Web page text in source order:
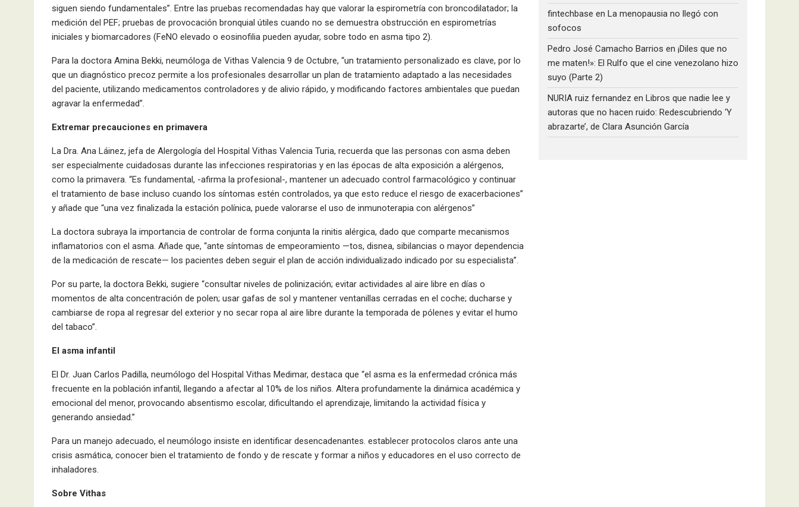
siguen siendo fundamentales”. Entre las pruebas recomendadas hay que valorar la espirometría con broncodilatador; la
medición del PEF; pruebas de provocación bronquial útiles cuando no se demuestra obstrucción en espirometrías
iniciales y biomarcadores (FeNO elevado o eosinofilia pueden ayudar, sobre todo en asma tipo 2).
Para la doctora Amina Bekki, neumóloga de Vithas Valencia 9 de Octubre, “un tratamiento personalizado es clave, por lo
que un diagnóstico precoz permite a los profesionales desarrollar un plan de tratamiento adaptado a las necesidades
del paciente, utilizando medicamentos controladores y de alivio rápido, y modificando factores ambientales que puedan
agravar la enfermedad”.
Extremar precauciones en primavera
La Dra. Ana Láinez, jefa de Alergología del Hospital Vithas Valencia Turia, recuerda que las personas con asma deben
ser especialmente cuidadosas durante las infecciones respiratorias y en las épocas de alta exposición a alérgenos,
como la primavera. “Es fundamental, -afirma la profesional-, mantener un adecuado control farmacológico y continuar
el tratamiento de base incluso cuando los síntomas estén controlados, ya que esto reduce el riesgo de exacerbaciones”
y añade que “una vez finalizada la estación polínica, puede valorarse el uso de inmunoterapia con alérgenos”
La doctora subraya la importancia de controlar de forma conjunta la rinitis alérgica, dado que comparte mecanismos
inflamatorios con el asma. Añade que, “ante síntomas de empeoramiento —tos, disnea, sibilancias o mayor dependencia
de la medicación de rescate— los pacientes deben seguir el plan de acción individualizado indicado por su especialista”.
Por su parte, la doctora Bekki, sugiere “consultar niveles de polinización; evitar actividades al aire libre en días o
momentos de alta concentración de polen; usar gafas de sol y mantener ventanillas cerradas en el coche; ducharse y
cambiarse de ropa al regresar del exterior y no secar ropa al aire libre durante la temporada de pólenes y evitar el humo
del tabaco”.
El asma infantil
El Dr. Juan Carlos Padilla, neumólogo del Hospital Vithas Medimar, destaca que “el asma es la enfermedad crónica más
frecuente en la población infantil, llegando a afectar al 10% de los niños. Altera profundamente la dinámica académica y
emocional del menor, provocando absentismo escolar, dificultando el aprendizaje, limitando la actividad física y
generando ansiedad.”
Para un manejo adecuado, el neumólogo insiste en identificar desencadenantes. establecer protocolos claros ante una
crisis asmática, conocer bien el tratamiento de fondo y de rescate y formar a niños y educadores en el uso correcto de
inhaladores.
Sobre Vithas
fintechbase en La menopausia no llegó con
sofocos
Pedro José Camacho Barrios en ¡Diles que no
me maten!»: El Rulfo que el cine venezolano hizo
suyo (Parte 2)
NURIA ruiz fernandez en Libros que nadie lee y
autoras que no hacen ruido: Redescubriendo ‘Y
abrazarte’, de Clara Asunción García